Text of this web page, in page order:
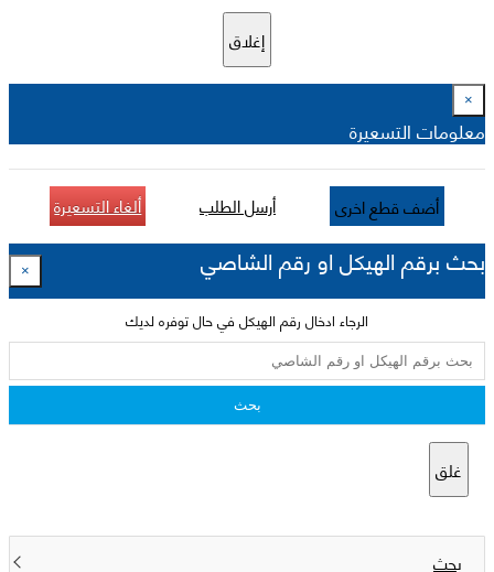
إغلاق
×
معلومات التسعيرة
أضف قطع اخرى أرسل الطلب ألغاء التسعيرة
بحث برقم الهيكل او رقم الشاصي ×
الرجاء ادخال رقم الهيكل في حال توفره لديك
بحث
غلق
بحث